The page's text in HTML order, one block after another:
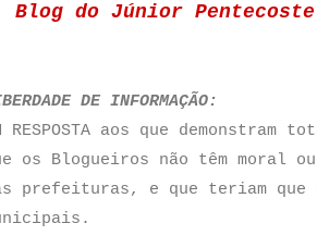
Blog do Júnior
DE INFORMAÇÃO:
RESPOSTA aos que
os Blogueiros não têm moral
prefeituras, e que teriam